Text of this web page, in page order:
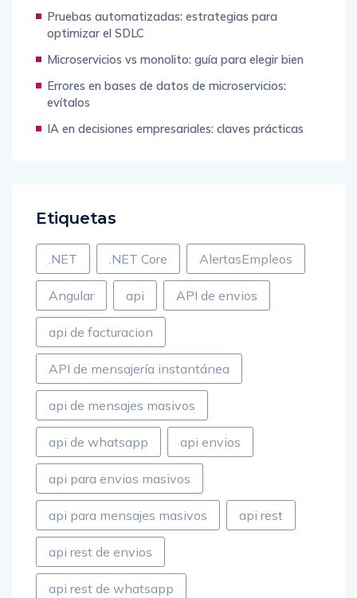
Pruebas automatizadas: estrategias para
optimizar el SDLC
Microservicios vs monolito: guía para elegir bien
Errores en bases de datos de microservicios:
evítalos
IA en decisiones empresariales: claves prácticas
Etiquetas
.NET .NET Core AlertasEmpleos
Angular api API de envios
api de facturacion
API de mensajería instantánea
api de mensajes masivos
api de whatsapp api envios
api para envios masivos
api para mensajes masivos api rest
api rest de envios
api rest de whatsapp